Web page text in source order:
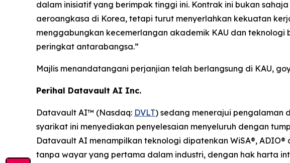
dalam inisiatif yang berimpak tinggi ini. Kontrak ini bukan
aeroangkasa di Korea, tetapi turut menyerlahkan kekuatan
menggabungkan kecemerlangan akademik KAU dan
peringkat antarabangsa.”
Majlis menandatangani perjanjian telah berlangsung di KAU,
Perihal Datavault AI Inc.
Datavault AI™ (Nasdaq: DVLT) sedang menerajui pengalaman
syarikat ini menyediakan penyelesaian menyeluruh dengan
Datavault AI menampilkan teknologi dipatenkan WiSA®,
tanpa wayar yang pertama dalam industri, dengan hak harta